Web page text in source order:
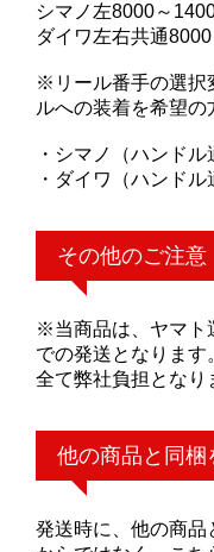
シマノ左8000～
ダイワ左右共通
※リール番手の選択
ルへの装着を希望の
・シマノ（ハンドル
・ダイワ（ハンドル
その他のご注意
※当商品は、ヤマト
での発送となります
全て弊社負担となり
他の商品と同
発送時に、他の商品